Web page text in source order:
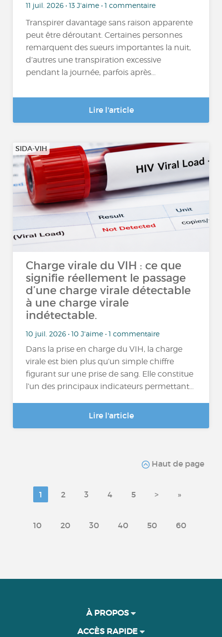
11 juil. 2026 • 13 J'aime • 1 commentaire
Transpirer davantage sans raison apparente
peut être déroutant. Certaines personnes
remarquent des sueurs importantes la nuit,
d’autres une transpiration excessive
pendant la journée, parfois après...
Lire l'article
SIDA-VIH
Charge virale du VIH : ce que
signifie réellement le passage
d’une charge virale détectable
à une charge virale
indétectable.
10 juil. 2026 • 10 J'aime • 1 commentaire
Dans la prise en charge du VIH, la charge
virale est bien plus qu’un simple chiffre
figurant sur une prise de sang. Elle constitue
l’un des principaux indicateurs permettant…
Lire l'article
Haut de page
1 2 3 4 5 > »
10 20 30 40 50 60
À PROPOS
ACCÈS RAPIDE